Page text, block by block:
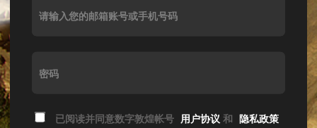
请输入您的邮箱账号或手机号码
密码
已阅读并同意数字敦煌帐号 用户协议 和 隐私政策